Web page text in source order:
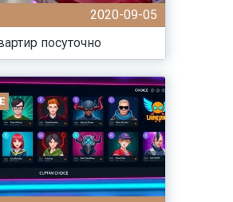
2020-09-05
посуточно